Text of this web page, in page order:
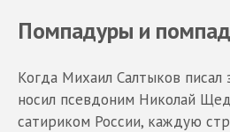
Помпадуры и
Когда Михаил Салтыков писал
носил псевдоним Николай
сатириком России, каждую